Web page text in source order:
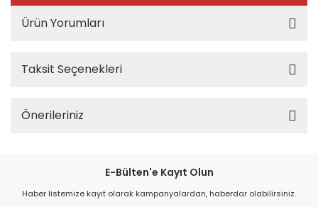
Ürün Yorumları
Taksit Seçenekleri
Önerileriniz
E-Bülten'e Kayıt Olun
Haber listemize kayıt olarak kampanyalardan, haberdar olabilirsiniz.